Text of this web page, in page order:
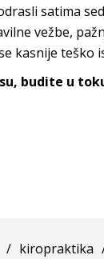
satima
vežbe,
kasnije teško
budite u
/ kiropraktika